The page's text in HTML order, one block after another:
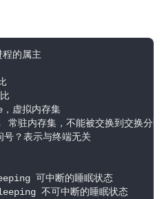
程的属主
虚拟内存集
驻内存集，不能被交换到交换分
号？表示与终端无关
可中断的睡眠状态
不可中断的睡眠状态